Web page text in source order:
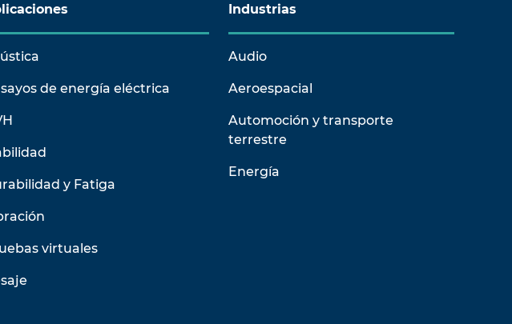
de energía eléctrica
y Fatiga
virtuales
Industrias
Audio
Aeroespacial
Automoción y transporte
terrestre
Energía